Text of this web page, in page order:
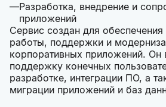
Разработка, внедрение и
приложений
Сервис создан для
работы, поддержки и
корпоративных приложений. Он
поддержку конечных
разработке, интеграции ПО, а
миграции приложений и баз